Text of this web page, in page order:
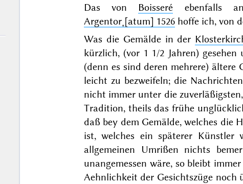
Das von Boisseré ebenfalls
Argentor˖[atum] 1526hoffe ich, von
Was die Gemälde in der
kürzlich, (vor 1 1/2 Jahren) gesehen
(denn es sind deren mehrere) ältere
leicht zu bezweifeln; die
nicht immer unter die
Tradition, theils das frühe
daß bey dem Gemälde, welches die
ist, welches ein späterer
allgemeinen Umrißen nichts
unangemessen wäre, so bleibt
Aehnlichkeit der Gesichtszüge noch